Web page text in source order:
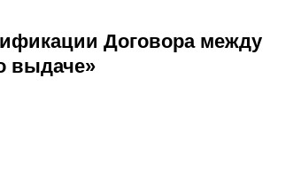
Договора между
выдаче»